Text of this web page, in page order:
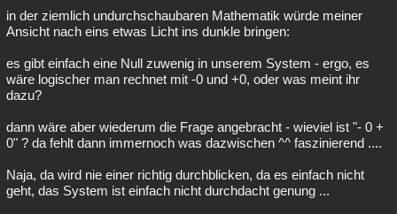
in der ziemlich undurchschaubaren Mathematik würde meiner
Ansicht nach eins etwas Licht ins dunkle bringen:
es gibt einfach eine Null zuwenig in unserem System - ergo, es
wäre logischer man rechnet mit -0 und +0, oder was meint ihr
dazu?
dann wäre aber wiederum die Frage angebracht - wieviel ist "- 0 +
0" ? da fehlt dann immernoch was dazwischen ^^ faszinierend ....
Naja, da wird nie einer richtig durchblicken, da es einfach nicht
geht, das System ist einfach nicht durchdacht genung ...